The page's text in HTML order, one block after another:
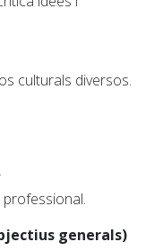
culturals diversos.
professional.
generals)